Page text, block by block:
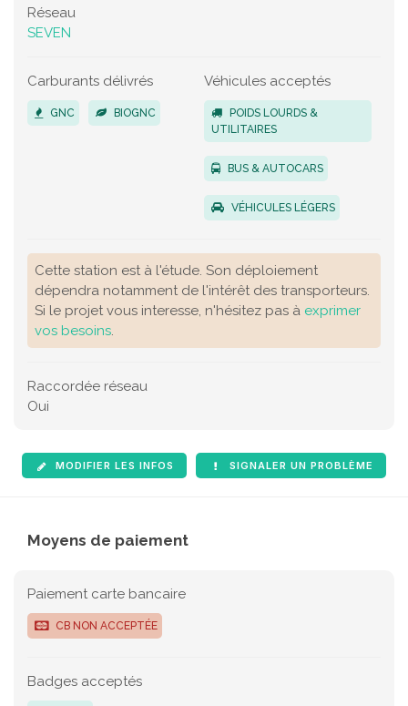
Réseau
SEVEN
Carburants délivrés
GNC BIOGNC
Véhicules acceptés
POIDS LOURDS &
UTILITAIRES
BUS & AUTOCARS
VÉHICULES LÉGERS
Cette station est à l'étude. Son déploiement
dépendra notamment de l'intérêt des transporteurs.
Si le projet vous interesse, n'hésitez pas à exprimer
vos besoins.
Raccordée réseau
Oui
MODIFIER LES INFOS SIGNALER UN PROBLÈME
Moyens de paiement
Paiement carte bancaire
CB NON ACCEPTÉE
Badges acceptés